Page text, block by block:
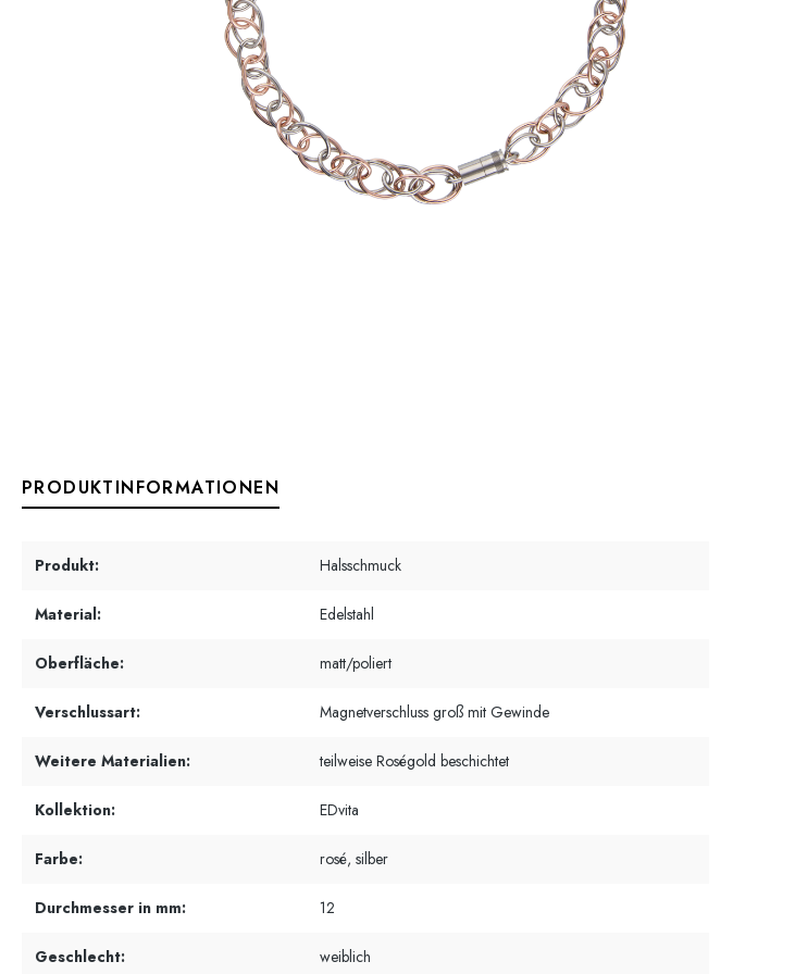
PRODUKTINFORMATIONEN
Produkt: Halsschmuck
Material: Edelstahl
Oberfläche: matt/poliert
Verschlussart: Magnetverschluss groß mit Gewinde
Weitere Materialien: teilweise Roségold beschichtet
Kollektion: EDvita
Farbe: rosé, silber
Durchmesser in mm: 12
Geschlecht: weiblich